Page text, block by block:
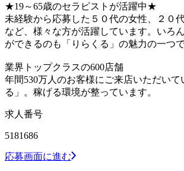
★19～65歳のセラピストが活躍中★
未経験から応募した５０代の女性、２０
など、様々な方が活躍しています。いろ
ができるのも「りらくる」の魅力の一つで
業界トップクラスの600店舗
年間530万人のお客様にご来店いただいて
る」。稼げる環境が整っています。
求人番号
5181686
応募画面に進む